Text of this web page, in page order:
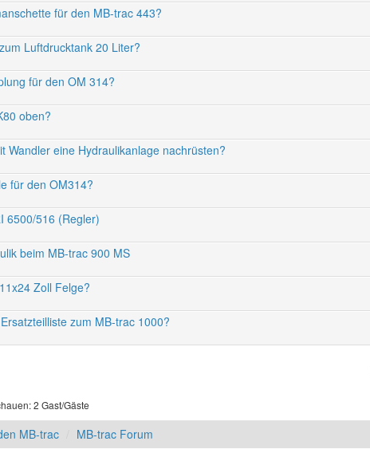
für den MB-trac 443?
Luftdrucktank 20 Liter?
für den OM 314?
oben?
Wandler eine Hydraulikanlage nachrüsten?
für den OM314?
6500/516 (Regler)
beim MB-trac 900 MS
Zoll Felge?
zum MB-trac 1000?
2 Gast/Gäste
MB-trac MB-trac Forum